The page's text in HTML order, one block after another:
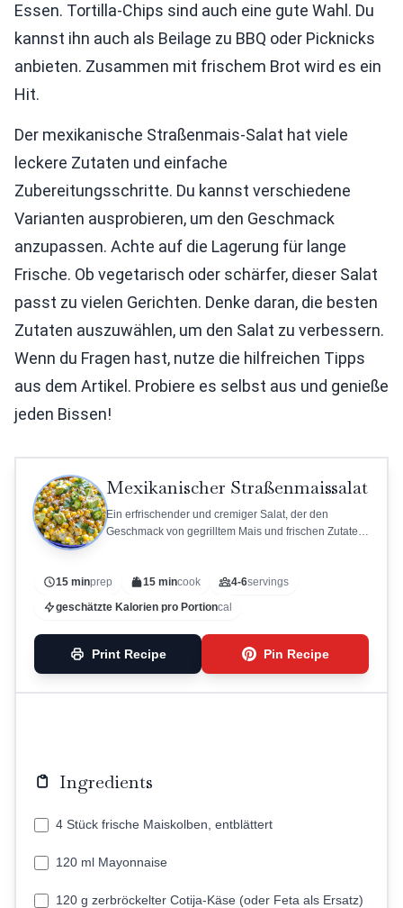
Essen. Tortilla-Chips sind auch eine gute Wahl. Du
kannst ihn auch als Beilage zu BBQ oder Picknicks
anbieten. Zusammen mit frischem Brot wird es ein
Hit.
Der mexikanische Straßenmais-Salat hat viele
leckere Zutaten und einfache
Zubereitungsschritte. Du kannst verschiedene
Varianten ausprobieren, um den Geschmack
anzupassen. Achte auf die Lagerung für lange
Frische. Ob vegetarisch oder schärfer, dieser Salat
passt zu vielen Gerichten. Denke daran, die besten
Zutaten auszuwählen, um den Salat zu verbessern.
Wenn du Fragen hast, nutze die hilfreichen Tipps
aus dem Artikel. Probiere es selbst aus und genieße
jeden Bissen!
Mexikanischer Straßenmaissalat
Ein erfrischender und cremiger Salat, der den
Geschmack von gegrilltem Mais und frischen Zutaten
15 minprep 15 mincook 4-6servings
geschätzte Kalorien pro Portioncal
Print Recipe Pin Recipe
Ingredients
4 Stück frische Maiskolben, entblättert
120 ml Mayonnaise
120 g zerbröckelter Cotija-Käse (oder Feta als Ersatz)